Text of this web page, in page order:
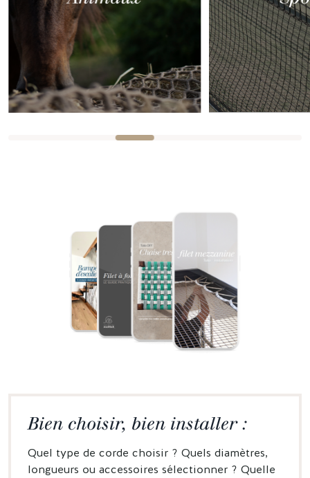
Bien choisir, bien installer :
Quel type de corde choisir ? Quels diamètres,
longueurs ou accessoires sélectionner ? Quelle